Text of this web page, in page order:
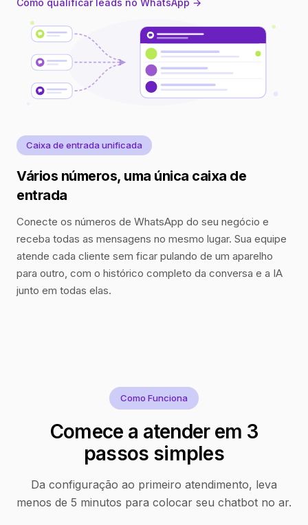
Como qualificar leads no WhatsApp →
Caixa de entrada unificada
Vários números, uma única caixa de
entrada
Conecte os números de WhatsApp do seu negócio e
receba todas as mensagens no mesmo lugar. Sua equipe
atende cada cliente sem ficar pulando de um aparelho
para outro, com o histórico completo da conversa e a IA
junto em todas elas.
Como Funciona
Comece a atender em 3
passos simples
Da configuração ao primeiro atendimento, leva
menos de 5 minutos para colocar seu chatbot no ar.